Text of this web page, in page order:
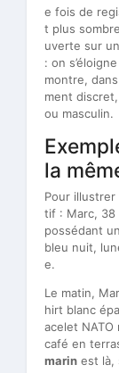
e fois de
t plus
uverte sur
: on
montre,
ment
ou masculin.
la
Pour
tif : Marc, 38
possédant
bleu nuit,
e.
Le matin,
hirt blanc
acelet
café en
marin est là,